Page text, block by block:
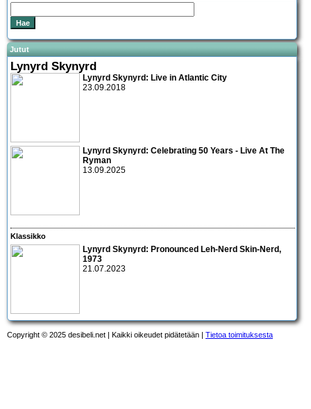
Jutut
Lynyrd Skynyrd
Lynyrd Skynyrd: Live in Atlantic City
23.09.2018
Lynyrd Skynyrd: Celebrating 50 Years - Live At The
Ryman
13.09.2025
Klassikko
Lynyrd Skynyrd: Pronounced Leh-Nerd Skin-Nerd,
1973
21.07.2023
Copyright © 2025 desibeli.net | Kaikki oikeudet pidätetään | Tietoa toimituksesta